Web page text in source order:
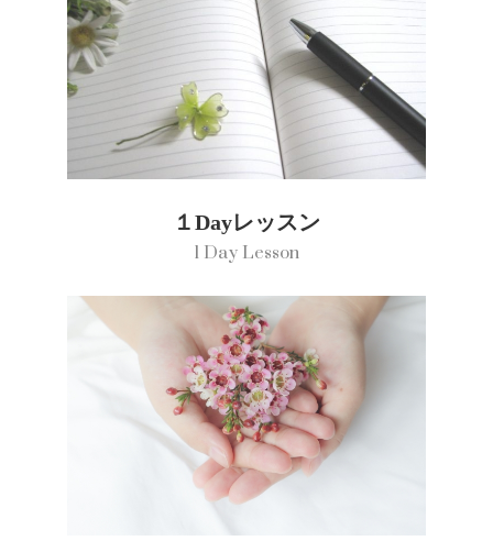
１Dayレッスン
1 Day Lesson